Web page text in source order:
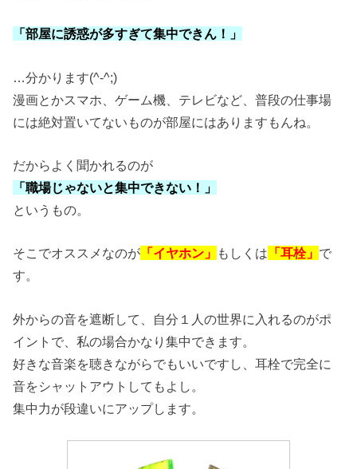
「部屋に誘惑が多すぎて集中できん！」
…分かります(^-^;)
漫画とかスマホ、ゲーム機、テレビなど、普段の仕事場
には絶対置いてないものが部屋にはありますもんね。
だからよく聞かれるのが
「職場じゃないと集中できない！」
というもの。
そこでオススメなのが 「イヤホン」 もしくは 「耳栓」 で
す。
外からの音を遮断して、自分１人の世界に入れるのがポ
イントで、私の場合かなり集中できます。
好きな音楽を聴きながらでもいいですし、耳栓で完全に
音をシャットアウトしてもよし。
集中力が段違いにアップします。